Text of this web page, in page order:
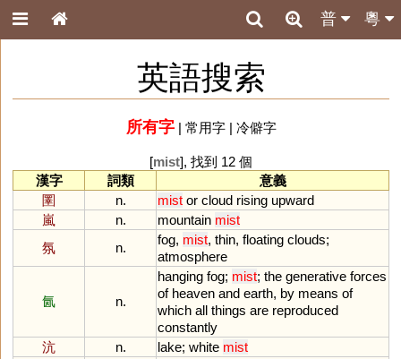
粵
普
英語搜索
所有字| 常用字| 冷僻字
[mist], 找到 12 個
漢字
詞類
意義
圛
n. mist or cloud rising upward
嵐
n. mountain mist
氛
n.
fog, mist, thin, floating clouds;
atmosphere
氤 n.
hanging fog; mist; the generative forces
of heaven and earth, by means of
which all things are reproduced
constantly
沆
n. lake; white mist